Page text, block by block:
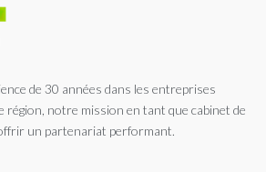
de 30 années dans les entreprises
région, notre mission en tant que cabinet de
un partenariat performant.